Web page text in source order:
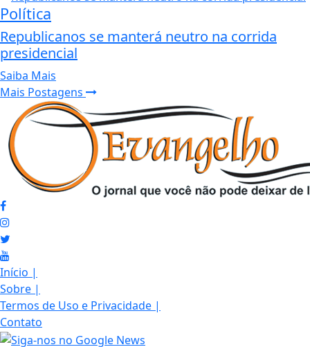
Política
Republicanos se manterá neutro na corrida
presidencial
Saiba Mais
Mais Postagens
Início |
Sobre |
Termos de Uso e Privacidade |
Contato